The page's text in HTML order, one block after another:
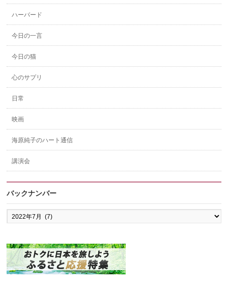
ハーバード
今日の一言
今日の猫
心のサプリ
日常
映画
海原純子のハート通信
講演会
バックナンバー
バ
ッ
ン
バ
ー